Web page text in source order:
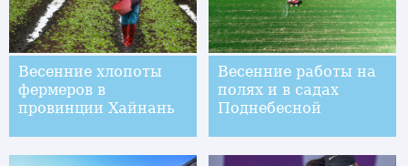
Весенние хлопоты
фермеров в
провинции Хайнань
Весенние работы на
полях и в садах
Поднебесной